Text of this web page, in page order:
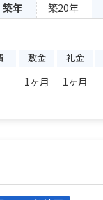
築年
築20年
敷金 礼金
1ヶ月 1ヶ月